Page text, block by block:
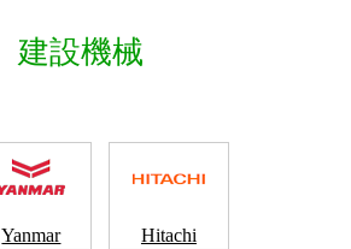
建設機械
Yanmar Hitachi